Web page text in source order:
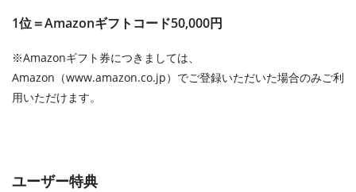
1位＝Amazonギフトコード50,000円
※Amazonギフト券につきましては、
Amazon（www.amazon.co.jp）でご登録いただいた場合のみご利
用いただけます。
ユーザー特典